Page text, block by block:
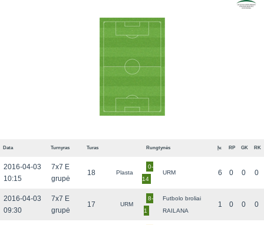
Data Turnyras Turas Rungtynės Įv. RP GK RK
2016-04-03
10:15
7x7 E
grupė
18 Plasta
0-
14
URM 6 0 0 0
2016-04-03
09:30
7x7 E
grupė
17 URM
8-
1
Futbolo broliai
RAILANA
1 0 0 0